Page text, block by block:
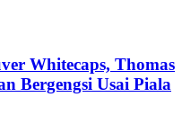
Whitecaps, Thomas
Bergengsi Usai Piala